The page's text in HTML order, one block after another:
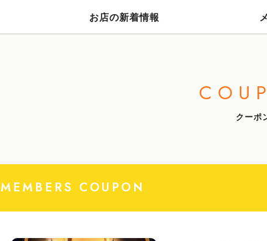
お店の新着情報
クーポ
MEMBERS COUPON